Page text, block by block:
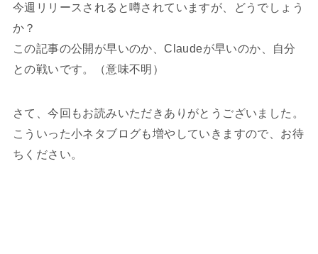
今週リリースされると噂されていますが、どうでしょう
か？
この記事の公開が早いのか、Claudeが早いのか、自分
との戦いです。（意味不明）
さて、今回もお読みいただきありがとうございました。
こういった小ネタブログも増やしていきますので、お待
ちください。